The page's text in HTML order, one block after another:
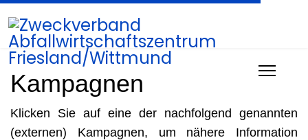
Kampagnen
Klicken Sie auf eine der nachfolgend genannten
(externen) Kampagnen, um nähere Information